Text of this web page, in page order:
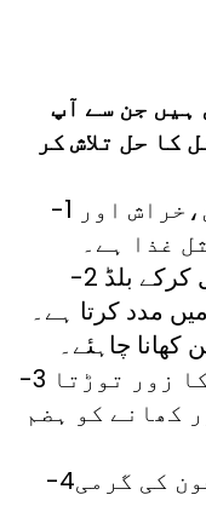
ہیں جن سے آپ
حل تلاش کر
-1 جامن معاہدہ، آنتوں کی جلن،خراش اور
غذا ہے۔
-2 جامن اسٹارچ کو انرجی میں تبدیل کرکے بلڈ
مدد کرتا ہے۔
چاہئے۔
-3 بھوک بڑھاتا ہے اور صفراء کا زور توڑتا
کھانے کو ہضم
-4جامن میں پیاس کی شدت اور خون کی گرمی